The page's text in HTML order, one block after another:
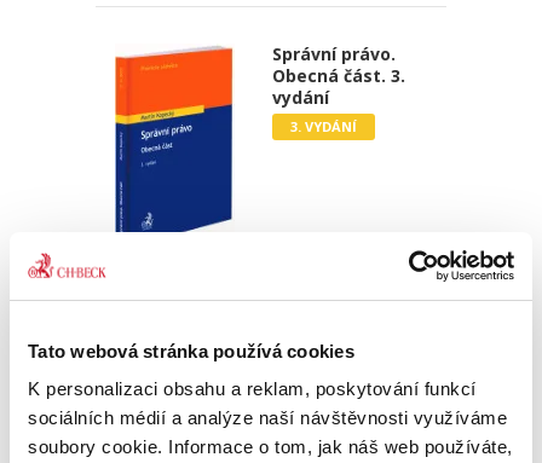
Tato webová stránka používá cookies
K personalizaci obsahu a reklam, poskytování funkcí
sociálních médií a analýze naší návštěvnosti využíváme
soubory cookie. Informace o tom, jak náš web používáte,
Správní právo.
Obecná část. 3.
vydání
3. VYDÁNÍ
Martin Kopecký
právo. Obecná část je moderně pojatou
komplexní učebnicí obecné části správního
práva. Po úspěšném přijetí čtenářskou obcí